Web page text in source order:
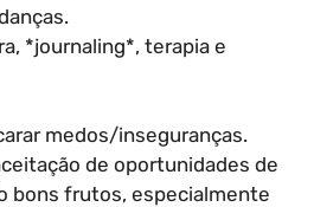
*journaling*, terapia e
medos/inseguranças.
de oportunidades de
bons frutos, especialmente